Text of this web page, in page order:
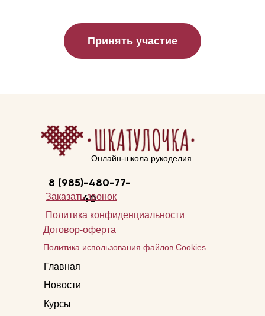
Принять участие
Онлайн-школа рукоделия
8 (985)-480-77-
40
Заказать звонок
Главная
Новости
Курсы
Политика конфиденциальности
Договор-оферта
Политика использования файлов Cookies